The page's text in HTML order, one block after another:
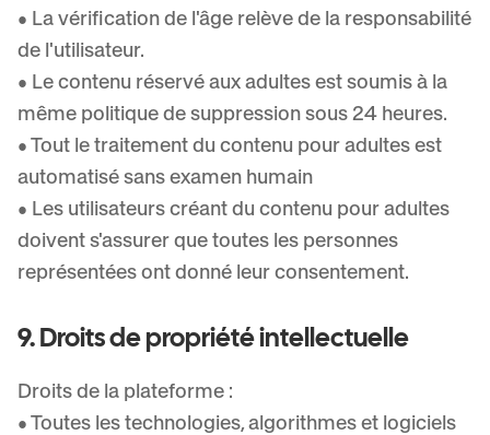
• La vérification de l'âge relève de la responsabilité
de l'utilisateur.
• Le contenu réservé aux adultes est soumis à la
même politique de suppression sous 24 heures.
• Tout le traitement du contenu pour adultes est
automatisé sans examen humain
• Les utilisateurs créant du contenu pour adultes
doivent s'assurer que toutes les personnes
représentées ont donné leur consentement.
9. Droits de propriété intellectuelle
Droits de la plateforme :
• Toutes les technologies, algorithmes et logiciels